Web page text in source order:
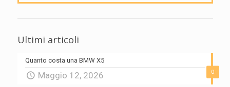
Ultimi articoli
0
Quanto costa una BMW X5
Maggio 12, 2026